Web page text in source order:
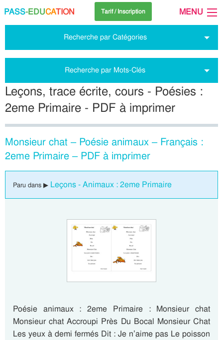
PASS-EDUCATION Tarif / Inscription MENU
Recherche par Catégories
Recherche par Mots-Clés
Leçons, trace écrite, cours - Poésies :
2eme Primaire - PDF à imprimer
Monsieur chat – Poésie animaux – Français :
2eme Primaire – PDF à imprimer
Paru dans ▶ Leçons - Animaux : 2eme Primaire
Poésie animaux : 2eme Primaire : Monsieur chat
Monsieur chat Accroupi Près Du Bocal Monsieur Chat
Les yeux à demi fermés Dit : Je n’aime pas Le poisson